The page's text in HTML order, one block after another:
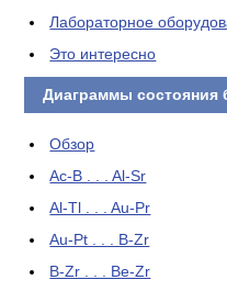
Лабораторное
Это интересно
Диаграммы состояния
Обзор
Ac-B . . . Al-Sr
Al-Tl . . . Au-Pr
Au-Pt . . . B-Zr
B-Zr . . . Be-Zr